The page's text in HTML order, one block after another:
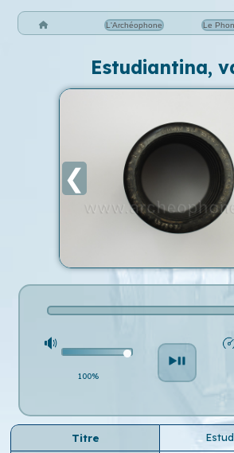
L'Archéophone Le
Estudiantina,
❮
100%
Titre